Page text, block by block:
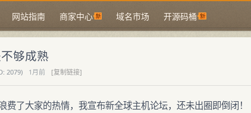
网站指南 商家中心 域名市场 开源码桶
够成熟
2079) 1月前
[复制链接]
费了大家的热情，我宣布新全球主机论坛，还未出圈即倒闭！